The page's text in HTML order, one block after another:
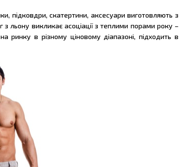
підковдри, скатертини, аксесуари виготовляють з
з льону викликає асоціації з теплими порами року –
ринку в різному ціновому діапазоні, підходить в